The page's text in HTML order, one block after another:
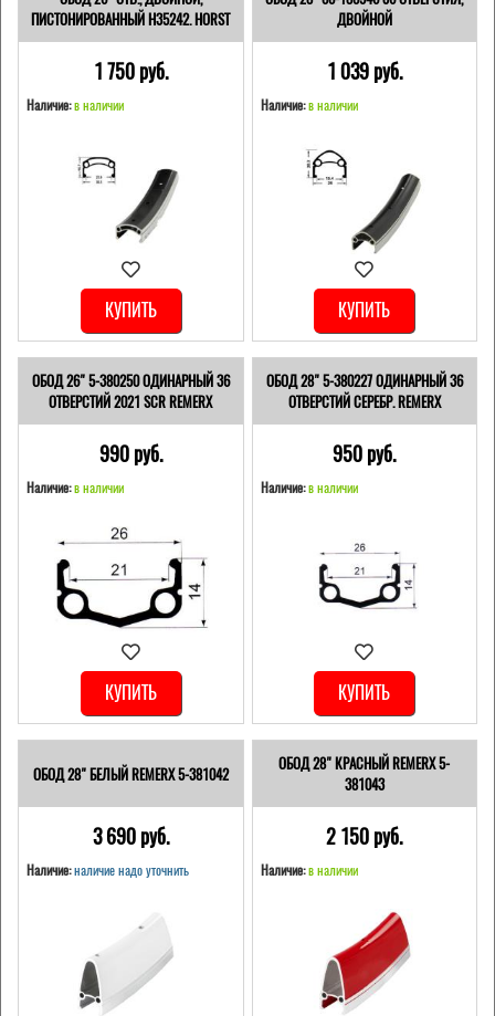
ПИСТОНИРОВАННЫЙ H35242. HORST
1 750 pуб.
Наличие:в наличии
КУПИТЬ
ДВОЙНОЙ
1 039 pуб.
Наличие: в наличии
КУПИТЬ
ОБОД 26" 5-380250 ОДИНАРНЫЙ 36
ОТВЕРСТИЙ 2021 SCR REMERX
990 pуб.
Наличие:в наличии
КУПИТЬ
ОБОД 28" 5-380227 ОДИНАРНЫЙ 36
ОТВЕРСТИЙ СЕРЕБР. REMERX
950 pуб.
Наличие: в наличии
КУПИТЬ
ОБОД 28" БЕЛЫЙ REMERX 5-381042
3 690 pуб.
Наличие:наличие надо уточнить
ОБОД 28" КРАСНЫЙ REMERX 5-
381043
2 150 pуб.
Наличие: в наличии